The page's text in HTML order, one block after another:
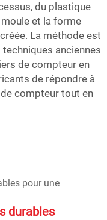
du plastique
et la forme
La méthode est
anciennes
de compteur en
de répondre à
compteur tout en
durables